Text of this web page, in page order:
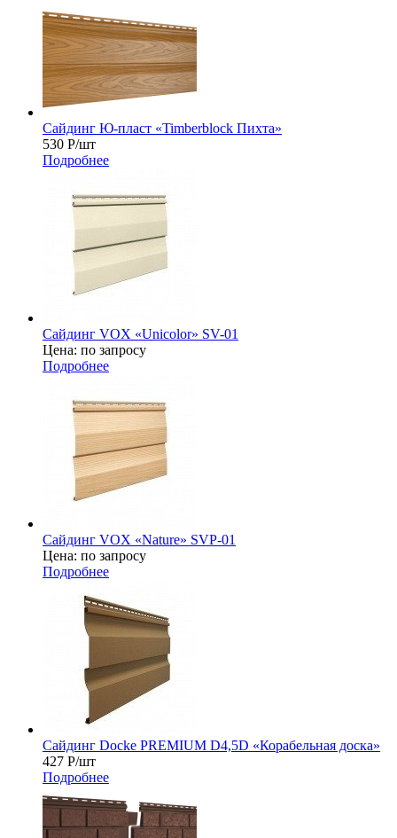
Сайдинг Ю-пласт «Timberblock Пихта»
530 Р/шт
Подробнее
Сайдинг VOX «Unicolor» SV-01
Цена: по запросу
Подробнее
Сайдинг VOX «Nature» SVP-01
Цена: по запросу
Подробнее
Сайдинг Docke PREMIUM D4,5D «Корабельная доска»
427 Р/шт
Подробнее